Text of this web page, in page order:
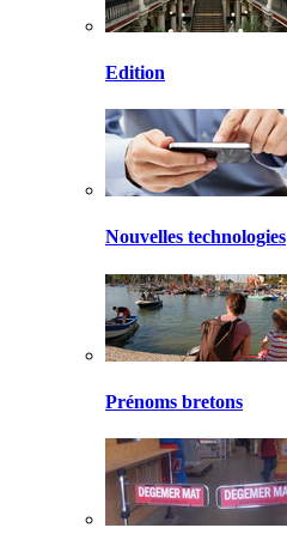
Edition
Nouvelles technologies
Prénoms bretons